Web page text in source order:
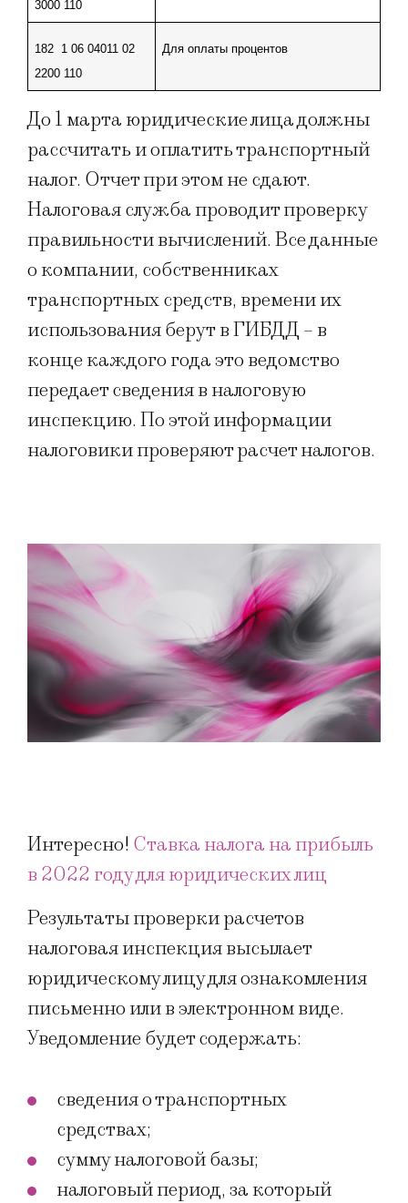
3000 110
182  1 06 04011 02
2200 110
Для оплаты процентов
До 1 марта юридические лица должны
рассчитать и оплатить транспортный
налог. Отчет при этом не сдают.
Налоговая служба проводит проверку
правильности вычислений. Все данные
о компании, собственниках
транспортных средств, времени их
использования берут в ГИБДД – в
конце каждого года это ведомство
передает сведения в налоговую
инспекцию. По этой информации
налоговики проверяют расчет налогов.
Интересно! Ставка налога на прибыль
в 2022 году для юридических лиц
Результаты проверки расчетов
налоговая инспекция высылает
юридическому лицу для ознакомления
письменно или в электронном виде.
Уведомление будет содержать:
сведения о транспортных
средствах;
сумму налоговой базы;
налоговый период, за который